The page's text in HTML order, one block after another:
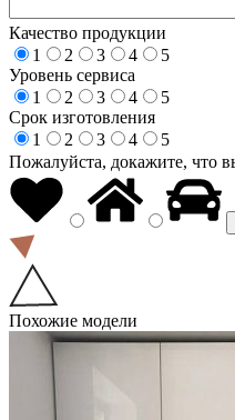
Качество продукции
1
2 3 4
5
Уровень сервиса
1
2 3 4
5
Срок изготовления
1
2 3 4
5
Пожалуйста, докажите, что
Похожие модели